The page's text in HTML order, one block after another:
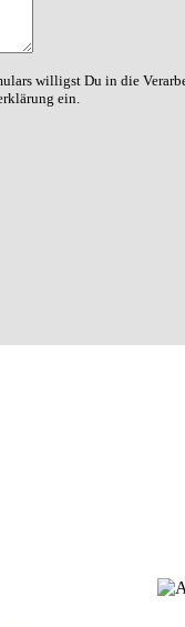
willigst Du in die
ein.